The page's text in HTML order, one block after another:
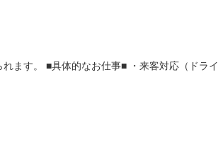
ます。 ■具体的なお仕事■ ・来客対応（ドライ